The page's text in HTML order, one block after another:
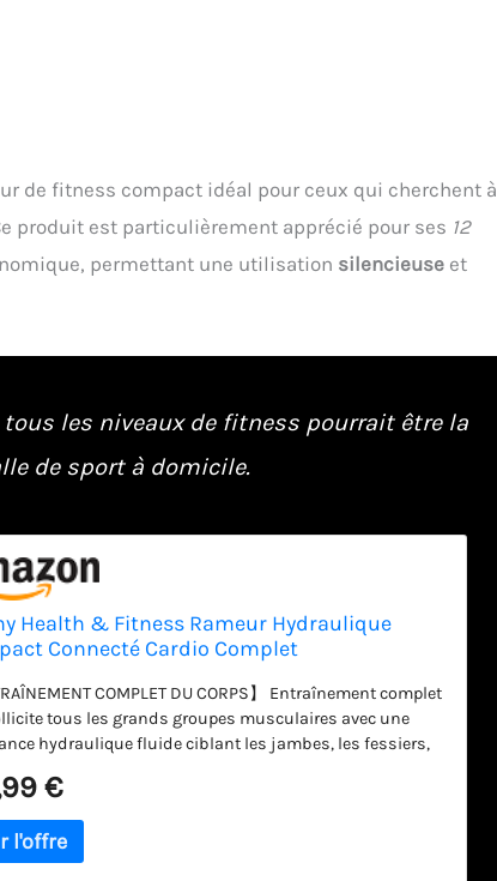
de fitness compact idéal pour ceux qui cherchent à
produit est particulièrement apprécié pour ses 12
permettant une utilisation silencieuse et
tous les niveaux de fitness pourrait être la
de sport à domicile.
Health & Fitness Rameur Hydraulique
Connecté Cardio Complet
COMPLET DU CORPS】 Entraînement complet
tous les grands groupes musculaires avec une
hydraulique fluide ciblant les jambes, les fessiers,
travaille tout le corps. 【COMPACT ET LÉGER】 Le
portable maximise l'espace de rangement pour plus de
Le rameur prend peu de place pour un rangement
n'est pas utilisé. Pesant seulement 10,2 kg, il est
€